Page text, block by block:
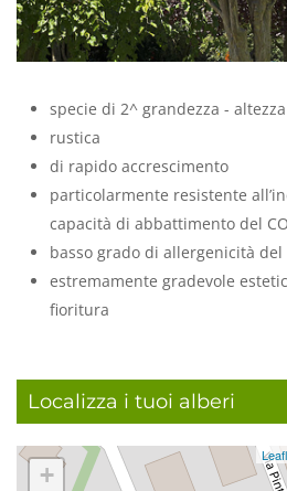
specie di 2^ grandezza -
rustica
di rapido accrescimento
particolarmente resistente
capacità di abbattimento del CO
basso grado di allergenicità
estremamente gradevole
fioritura
Localizza i tuoi alberi
+